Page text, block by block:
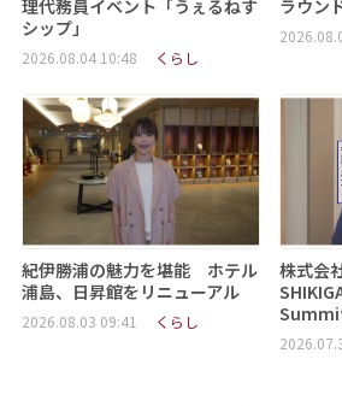
理代務員イベント「うぇるねす
シップ」
2026.08.04 10:48 くらし
ラウン
紀伊勝浦の魅力を堪能 ホテル
浦島、日昇館をリニューアル
2026.08.03 09:41 くらし
株式会